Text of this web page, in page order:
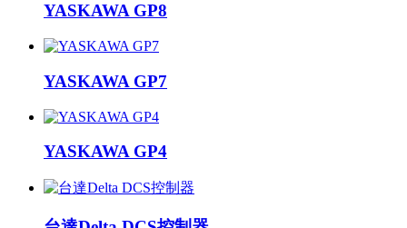
YASKAWA GP8
YASKAWA GP7
YASKAWA GP4